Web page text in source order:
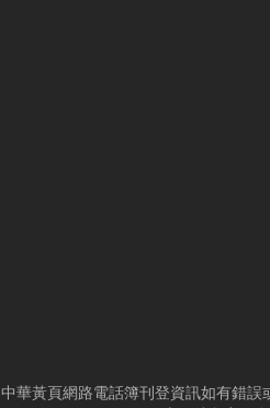
中華黃頁網路電話簿刊登資訊如有錯誤